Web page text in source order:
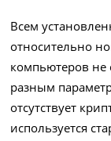
Всем
относительно
компьютеров не
разным
отсутствует
используется